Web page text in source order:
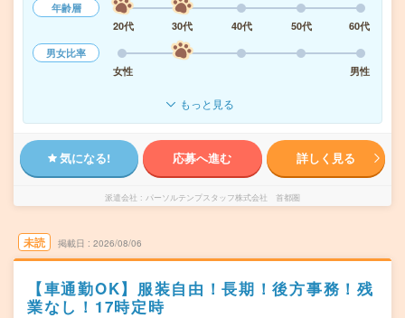
年齢層
20代
30代 40代 50代
60代
男女比率
女性
男性
もっと見る
気になる! 応募へ進む 詳しく見る
派遣会社 パーソルテンプスタッフ株式会社 首都圏
未読 掲載日 2026/08/06
【車通勤OK】服装自由！長期！後方事務！残
業なし！17時定時